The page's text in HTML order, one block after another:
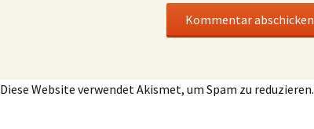
Diese Website verwendet Akismet, um Spam zu reduzieren.